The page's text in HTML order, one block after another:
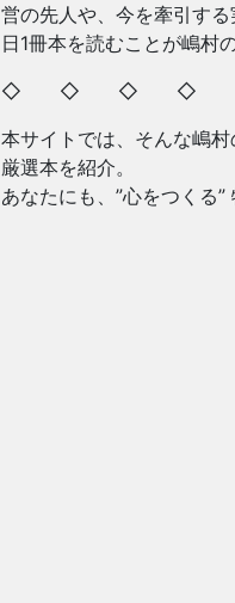
営の先人や、今を牽引す
日1冊本を読むことが嶋村
◇ ◇ ◇ ◇
本サイトでは、そんな嶋
厳選本を紹介。
あなたにも、”心をつくる”